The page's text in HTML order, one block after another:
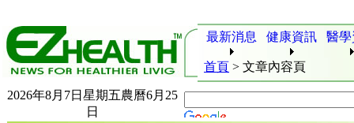
最新消息 健康資訊 醫
首頁 > 文章內容頁
2026年8月7日星期五農曆6月25
日